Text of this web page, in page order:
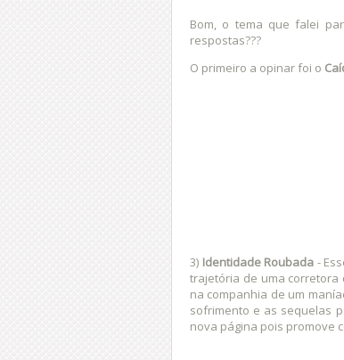
Bom, o tema que falei
respostas???
O primeiro a opinar foi o
3) Identidade Roubada -
trajetória de uma corretora
na companhia de um
sofrimento e as sequelas
nova página pois promove